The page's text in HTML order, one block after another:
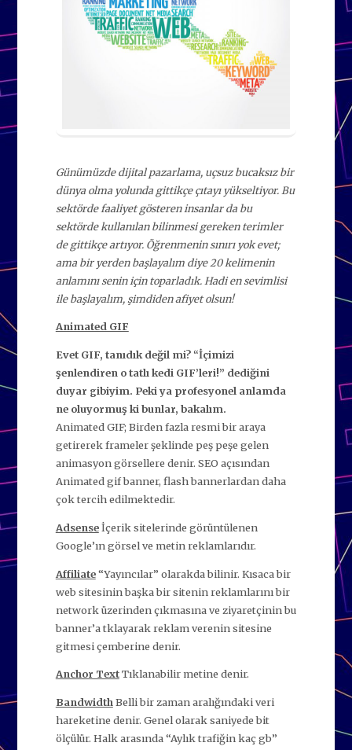
Günümüzde dijital pazarlama, uçsuz bucaksız bir
dünya olma yolunda gittikçe çıtayı yükseltiyor. Bu
sektörde faaliyet gösteren insanlar da bu
sektörde kullanılan bilinmesi gereken terimler
de gittikçe artıyor. Öğrenmenin sınırı yok evet;
ama bir yerden başlayalım diye 20 kelimenin
anlamını senin için toparladık. Hadi en sevimlisi
ile başlayalım, şimdiden afiyet olsun!
Animated GIF
Evet GIF, tanıdık değil mi? “İçimizi
şenlendiren o tatlı kedi GIF’leri!” dediğini
duyar gibiyim. Peki ya profesyonel anlamda
ne oluyormuş ki bunlar, bakalım.
Animated GIF; Birden fazla resmi bir araya
getirerek frameler şeklinde peş peşe gelen
animasyon görsellere denir. SEO açısından
Animated gif banner, flash bannerlardan daha
çok tercih edilmektedir.
Adsenseİçerik sitelerinde görüntülenen
Google’ın görsel ve metin reklamlarıdır.
Affiliate“Yayıncılar” olarakda bilinir. Kısaca bir
web sitesinin başka bir sitenin reklamlarını bir
network üzerinden çıkmasına ve ziyaretçinin bu
banner’a tklayarak reklam verenin sitesine
gitmesi çemberine denir.
Anchor TextTıklanabilir metine denir.
BandwidthBelli bir zaman aralığındaki veri
hareketine denir. Genel olarak saniyede bit
ölçülür. Halk arasında “Aylık trafiğin kaç gb”